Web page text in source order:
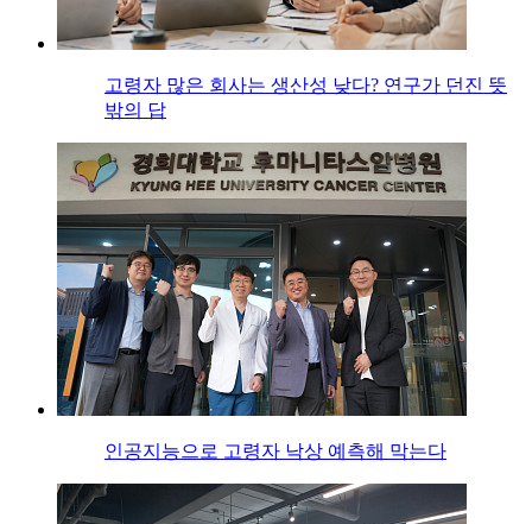
고령자 많은 회사는 생산성 낮다? 연구가 던진 뜻
밖의 답
인공지능으로 고령자 낙상 예측해 막는다